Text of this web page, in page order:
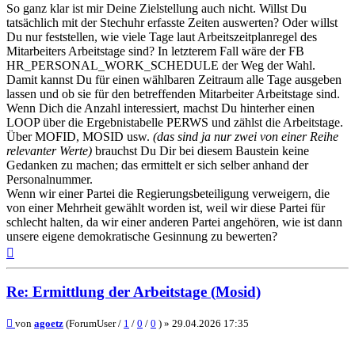
So ganz klar ist mir Deine Zielstellung auch nicht. Willst Du
tatsächlich mit der Stechuhr erfasste Zeiten auswerten? Oder willst
Du nur feststellen, wie viele Tage laut Arbeitszeitplanregel des
Mitarbeiters Arbeitstage sind? In letzterem Fall wäre der FB
HR_PERSONAL_WORK_SCHEDULE der Weg der Wahl.
Damit kannst Du für einen wählbaren Zeitraum alle Tage ausgeben
lassen und ob sie für den betreffenden Mitarbeiter Arbeitstage sind.
Wenn Dich die Anzahl interessiert, machst Du hinterher einen
LOOP über die Ergebnistabelle PERWS und zählst die Arbeitstage.
Über MOFID, MOSID usw. (das sind ja nur zwei von einer Reihe
relevanter Werte) brauchst Du Dir bei diesem Baustein keine
Gedanken zu machen; das ermittelt er sich selber anhand der
Personalnummer.
Wenn wir einer Partei die Regierungsbeteiligung verweigern, die
von einer Mehrheit gewählt worden ist, weil wir diese Partei für
schlecht halten, da wir einer anderen Partei angehören, wie ist dann
unsere eigene demokratische Gesinnung zu bewerten?
Re: Ermittlung der Arbeitstage (Mosid)
Beitrag
von agoetz (ForumUser / 1 / 0 / 0 ) » 29.04.2026 17:35